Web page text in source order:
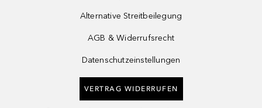
Alternative Streitbeilegung
AGB & Widerrufsrecht
Datenschutzeinstellungen
VERTRAG WIDERRUFEN